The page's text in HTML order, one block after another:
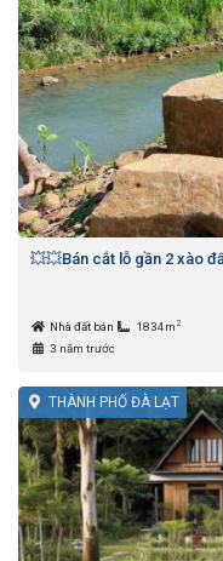
💥💥Bán cắt lỗ gần 2 xào
Nhà đất bán 1834m 2
3 năm trước
THÀNH PHỐ ĐÀ LẠT